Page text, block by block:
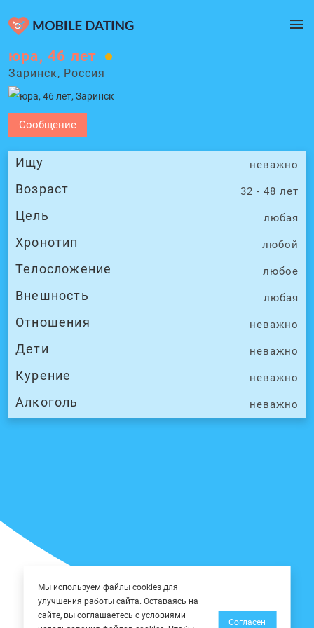
Сообщение
Ищу неважно
Возраст 32 - 48 лет
Цель любая
Хронотип любой
Телосложение любое
Внешность любая
Отношения неважно
Дети неважно
Курение неважно
Алкоголь неважно
юра, 46 лет
Заринск, Россия
Мы используем файлы cookies для
улучшения работы сайта. Оставаясь на
сайте, вы соглашаетесь с условиями
Согласен